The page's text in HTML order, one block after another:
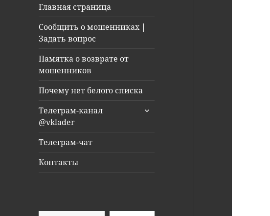
Главная страница
Сообщить о мошенниках |
Задать вопрос
Памятка о возврате от
мошенников
Почему нет белого списка
Телеграм-канал
@vklader
раскрыть
Телеграм-чат
Контакты